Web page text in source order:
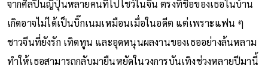
อย่างไรก็ตาม สิ่งที่ต้องกล่าวถึงควบคู่กันก็คือ ‘อายู’
อาจแตกต่าง
จากศิลปินญี่ปุ่นหลายคนที่ไปโชว์ในจีน ตรงที่ชื่อของเธอในบ้าน
เกิดอาจไม่ได้เป็นบิ๊กเนมเหมือนเมื่อในอดีต แต่เพราะแฟน ๆ